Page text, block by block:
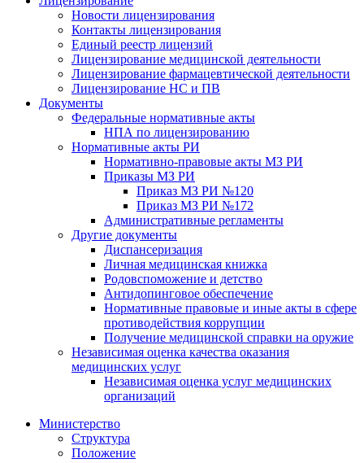
Новости лицензирования
Контакты лицензирования
Единый реестр лицензий
Лицензирование медицинской деятельности
Лицензирование фармацевтической деятельности
Лицензирование НС и ПВ
Документы
Федеральные нормативные акты
НПА по лицензированию
Нормативные акты РИ
Нормативно-правовые акты МЗ РИ
Приказы МЗ РИ
Приказ МЗ РИ №120
Приказ МЗ РИ №172
Административные регламенты
Другие документы
Диспансеризация
Личная медицинская книжка
Родовспоможение и детство
Антидопинговое обеспечение
Нормативные правовые и иные акты в сфере
противодействия коррупции
Получение медицинской справки на оружие
Независимая оценка качества оказания
медицинских услуг
Независимая оценка услуг медицинскиx
организаций
Министерство
Структура
Положение